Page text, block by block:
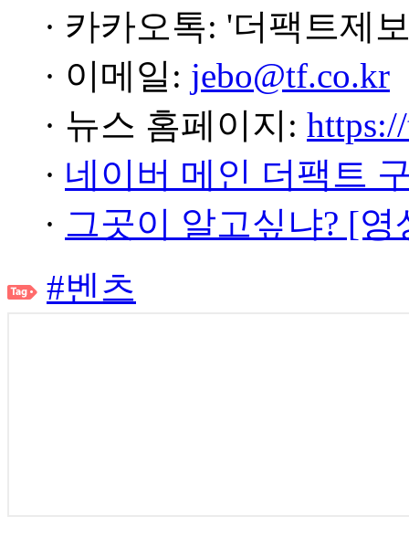
· 카카오톡: '더팩트제
· 이메일: jebo@tf.co.kr
· 뉴스 홈페이지:
· 네이버 메인 더팩트
· 그곳이 알고싶냐? [
#벤츠